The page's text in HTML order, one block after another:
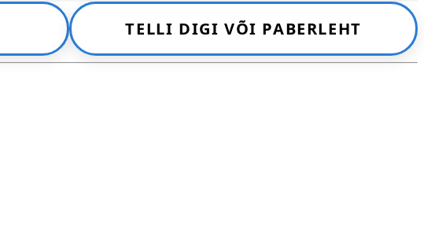
TELLI DIGI VÕI PABERLEHT